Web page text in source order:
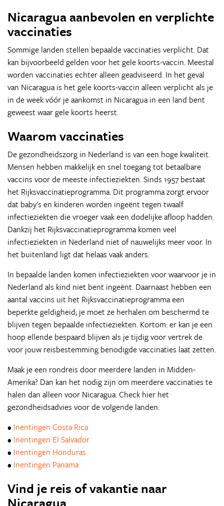
Nicaragua aanbevolen en verplichte
vaccinaties
Sommige landen stellen bepaalde vaccinaties verplicht. Dat
kan bijvoorbeeld gelden voor het gele koorts-vaccin. Meestal
worden vaccinaties echter alleen geadviseerd. In het geval
van Nicaragua is het gele koorts-vaccin alleen verplicht als je
in de week vóór je aankomst in Nicaragua in een land bent
geweest waar gele koorts heerst.
Waarom vaccinaties
De gezondheidszorg in Nederland is van een hoge kwaliteit.
Mensen hebben makkelijk en snel toegang tot betaalbare
vaccins voor de meeste infectieziekten. Sinds 1957 bestaat
het Rijksvaccinatieprogramma. Dit programma zorgt ervoor
dat baby's en kinderen worden ingeënt tegen twaalf
infectieziekten die vroeger vaak een dodelijke afloop hadden.
Dankzij het Rijksvaccinatieprogramma komen veel
infectieziekten in Nederland niet of nauwelijks meer voor. In
het buitenland ligt dat helaas vaak anders.
In bepaalde landen komen infectieziekten voor waarvoor je in
Nederland als kind niet bent ingeënt. Daarnaast hebben een
aantal vaccins uit het Rijksvaccinatieprogramma een
beperkte geldigheid; je moet ze herhalen om beschermd te
blijven tegen bepaalde infectieziekten. Kortom: er kan je een
hoop ellende bespaard blijven als je tijdig voor vertrek de
voor jouw reisbestemming benodigde vaccinaties laat zetten.
Maak je een rondreis door meerdere landen in Midden-
Amerika? Dan kan het nodig zijn om meerdere vaccinaties te
halen dan alleen voor Nicaragua. Check hier het
gezondheidsadvies voor de volgende landen:
• Inentingen Costa Rica
• Inentingen El Salvador
• Inentingen Honduras
• Inentingen Panama
Vind je reis of vakantie naar